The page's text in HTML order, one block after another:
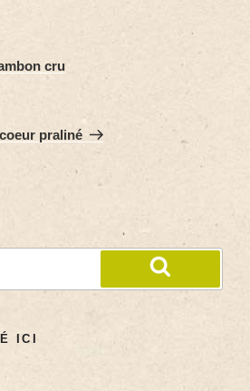
cru
praliné
ICI